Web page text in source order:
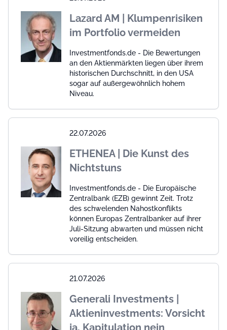
Lazard AM | Klumpenrisiken
im Portfolio vermeiden
Investmentfonds.de - Die Bewertungen
an den Aktienmärkten liegen über ihrem
historischen Durchschnitt, in den USA
sogar auf außergewöhnlich hohem
Niveau.
22.07.2026
ETHENEA | Die Kunst des
Nichtstuns
Investmentfonds.de - Die Europäische
Zentralbank (EZB) gewinnt Zeit. Trotz
des schwelenden Nahostkonflikts
können Europas Zentralbanker auf ihrer
Juli-Sitzung abwarten und müssen nicht
voreilig entscheiden.
21.07.2026
Generali Investments |
Aktieninvestments: Vorsicht
ja, Kapitulation nein